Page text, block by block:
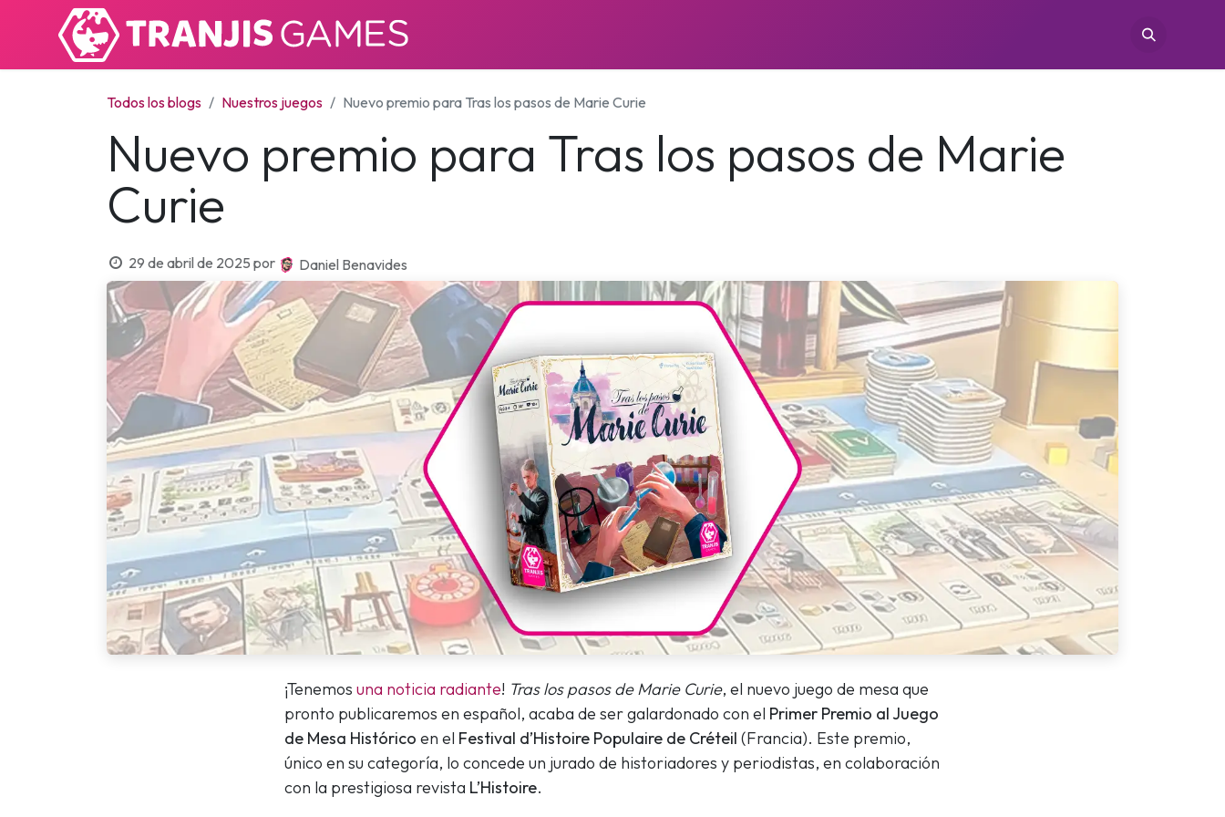
Todos los blogs Nuestros juegos Nuevo premio para Tras los pasos de Marie Curie
Nuevo premio para Tras los pasos de Marie
Curie
29 de abril de 2025 por Daniel Benavides
¡Tenemos una noticia radiante! Tras los pasos de Marie Curie, el nuevo juego de mesa que
pronto publicaremos en español, acaba de ser galardonado con el Primer Premio al Juego
de Mesa Histórico en el Festival d’Histoire Populaire de Créteil (Francia). Este premio,
único en su categoría, lo concede un jurado de historiadores y periodistas, en colaboración
con la prestigiosa revista L’Histoire.